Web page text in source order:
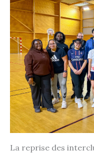
La reprise des